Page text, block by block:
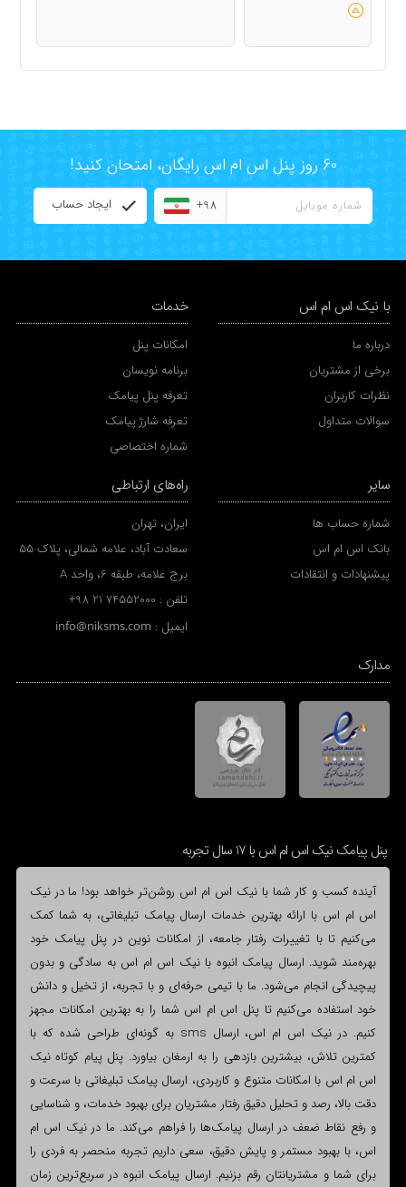
60 روز پنل اس ام اس رایگان، امتحان کنید!
+98 ایجاد حساب
با نیک اس ام اس
درباره ما
برخی از مشتریان
نظرات کاربران
سوالات متداول
خدمات
امکانات پنل
برنامه نویسان
تعرفه پنل پیامک
تعرفه شارژ پیامک
شماره اختصاصی
سایر
شماره حساب ها
بانک اس ام اس
پیشنهادات و انتقادات
راه‌های ارتباطی
ایران، تهران
سعادت آباد، علامه شمالی، پلاک 55
برج علامه، طبقه 6، واحد A
تلفن : +98 21 74552000
ایمیل : info@niksms.com
مدارک
پنل پیامک نیک اس ام اس با 17 سال تجربه
آینده کسب و کار شما با نیک اس ام اس روشن‌تر خواهد بود! ما در نیک
اس ام اس با ارائه بهترین خدمات ارسال پیامک تبلیغاتی، به شما کمک
می‌کنیم تا با تغییرات رفتار جامعه، از امکانات نوین در پنل پیامک خود
بهره‌مند شوید. ارسال پیامک انبوه با نیک اس ام اس به سادگی و بدون
پیچیدگی انجام می‌شود. ما با تیمی حرفه‌ای و با تجربه، از تخیل و دانش
خود استفاده می‌کنیم تا پنل اس ام اس شما را به بهترین امکانات مجهز
کنیم. در نیک اس ام اس، ارسال sms به گونه‌ای طراحی شده که با
کمترین تلاش، بیشترین بازدهی را به ارمغان بیاورد. پنل پیام کوتاه نیک
اس ام اس با امکانات متنوع و کاربردی، ارسال پیامک تبلیغاتی با سرعت و
دقت بالا، رصد و تحلیل دقیق رفتار مشتریان برای بهبود خدمات، و شناسایی
و رفع نقاط ضعف در ارسال پیامک‌ها را فراهم می‌کند. ما در نیک اس ام
اس، با بهبود مستمر و پایش دقیق، سعی داریم تجربه منحصر به فردی را
برای شما و مشتریانتان رقم بزنیم. ارسال پیامک انبوه در سریع‌ترین زمان